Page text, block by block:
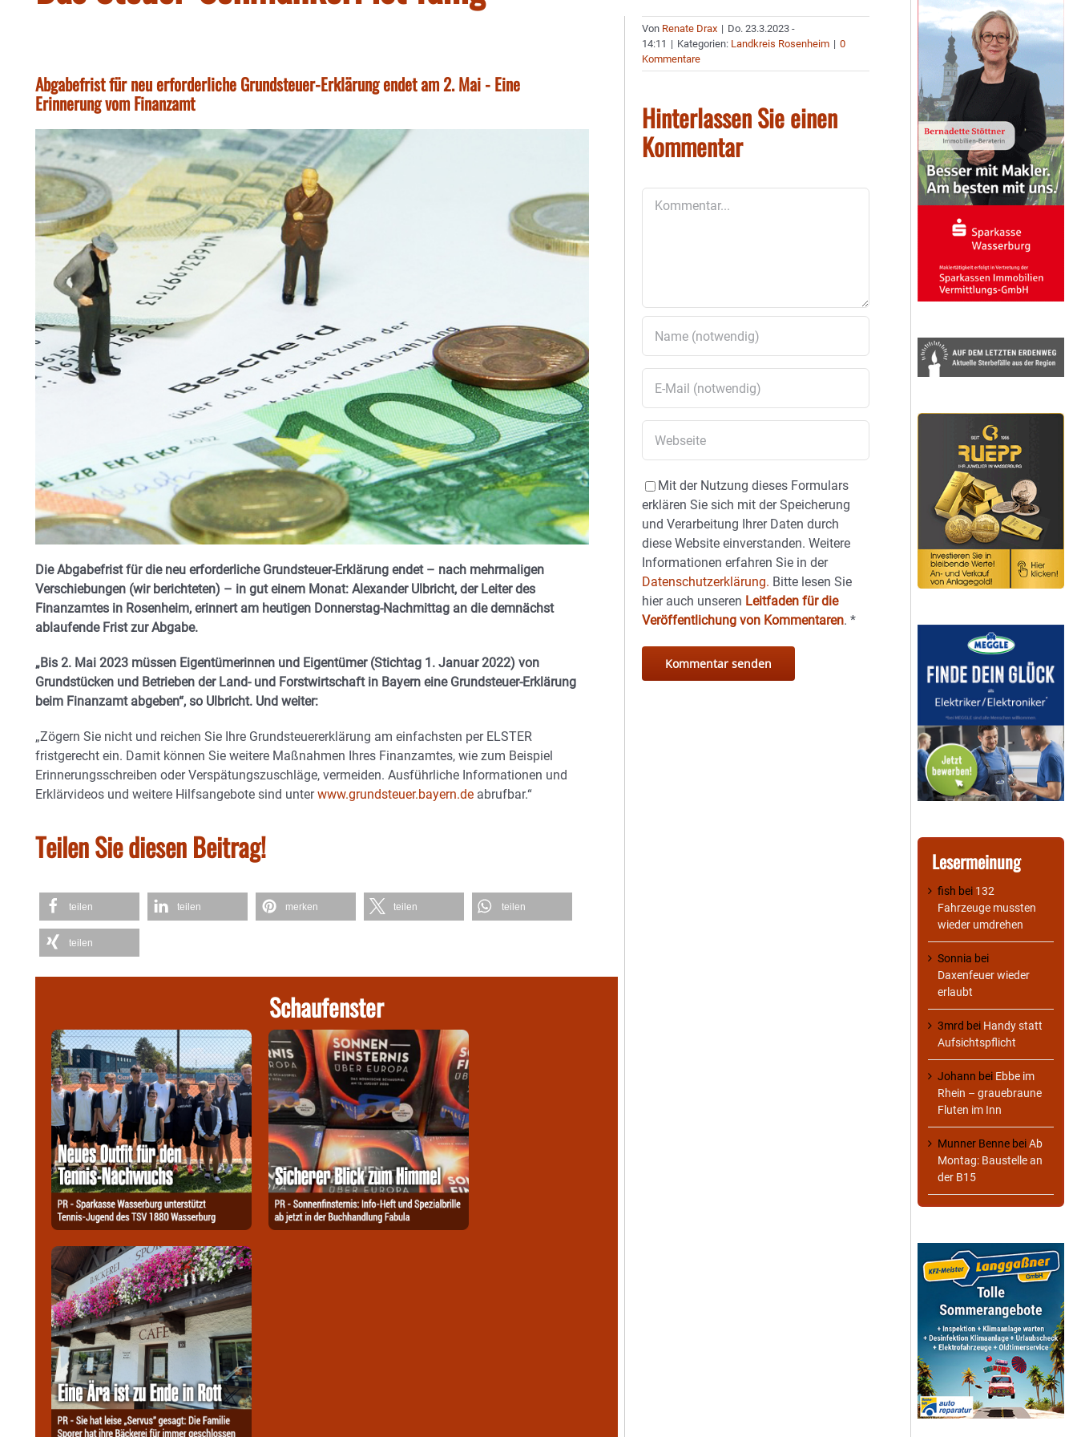
Abgabefrist für neu erforderliche Grundsteuer-Erklärung endet am 2. Mai - Eine
Erinnerung vom Finanzamt
Die Abgabefrist für die neu erforderliche Grundsteuer-Erklärung endet – nach mehrmaligen
Verschiebungen (wir berichteten) – in gut einem Monat: Alexander Ulbricht, der Leiter des
Finanzamtes in Rosenheim, erinnert am heutigen Donnerstag-Nachmittag an die demnächst
ablaufende Frist zur Abgabe.
„Bis 2. Mai 2023 müssen Eigentümerinnen und Eigentümer (Stichtag 1. Januar 2022) von
Grundstücken und Betrieben der Land- und Forstwirtschaft in Bayern eine Grundsteuer-Erklärung
beim Finanzamt abgeben“, so Ulbricht. Und weiter:
„Zögern Sie nicht und reichen Sie Ihre Grundsteuererklärung am einfachsten per ELSTER
fristgerecht ein. Damit können Sie weitere Maßnahmen Ihres Finanzamtes, wie zum Beispiel
Erinnerungsschreiben oder Verspätungszuschläge, vermeiden. Ausführliche Informationen und
Erklärvideos und weitere Hilfsangebote sind unterwww.grundsteuer.bayern.de abrufbar.“
Teilen Sie diesen Beitrag!
teilen teilen merken teilen teilen
teilen
Schaufenster
Von Renate Drax | Do. 23.3.2023 -
14:11 | Kategorien: Landkreis Rosenheim | 0
Kommentare
Hinterlassen Sie einen
Kommentar
Mit der Nutzung dieses Formulars
erklären Sie sich mit der Speicherung
und Verarbeitung Ihrer Daten durch
diese Website einverstanden. Weitere
Informationen erfahren Sie in der
Datenschutzerklärung. Bitte lesen Sie
hier auch unseren Leitfaden für die
Veröffentlichung von Kommentaren.*
Lesermeinung
fish bei 132
Fahrzeuge mussten
wieder umdrehen
Sonnia bei
Daxenfeuer wieder
erlaubt
3mrd bei Handy statt
Aufsichtspflicht
Johann bei Ebbe im
Rhein – grauebraune
Fluten im Inn
Munner Benne beiAb
Montag: Baustelle an
der B15